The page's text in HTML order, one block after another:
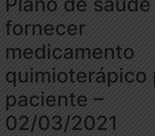
fornecer
medicamento
quimioterápico
paciente –
02/03/2021